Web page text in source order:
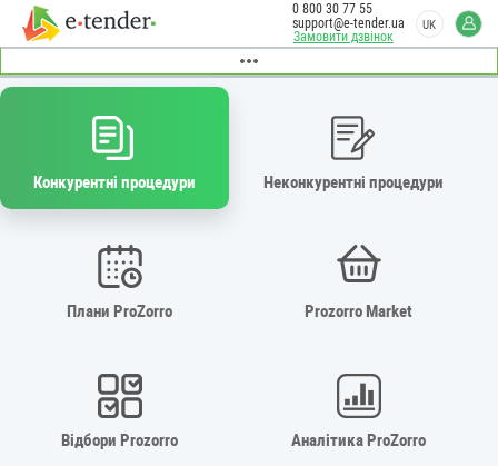
Замовити дзвінок
0 800 30 77 55
support@e-tender.ua
UK
Конкурентні процедури Неконкурентні процедури
Плани ProZorro Prozorro Market
Відбори Prozorro Аналітика ProZorro